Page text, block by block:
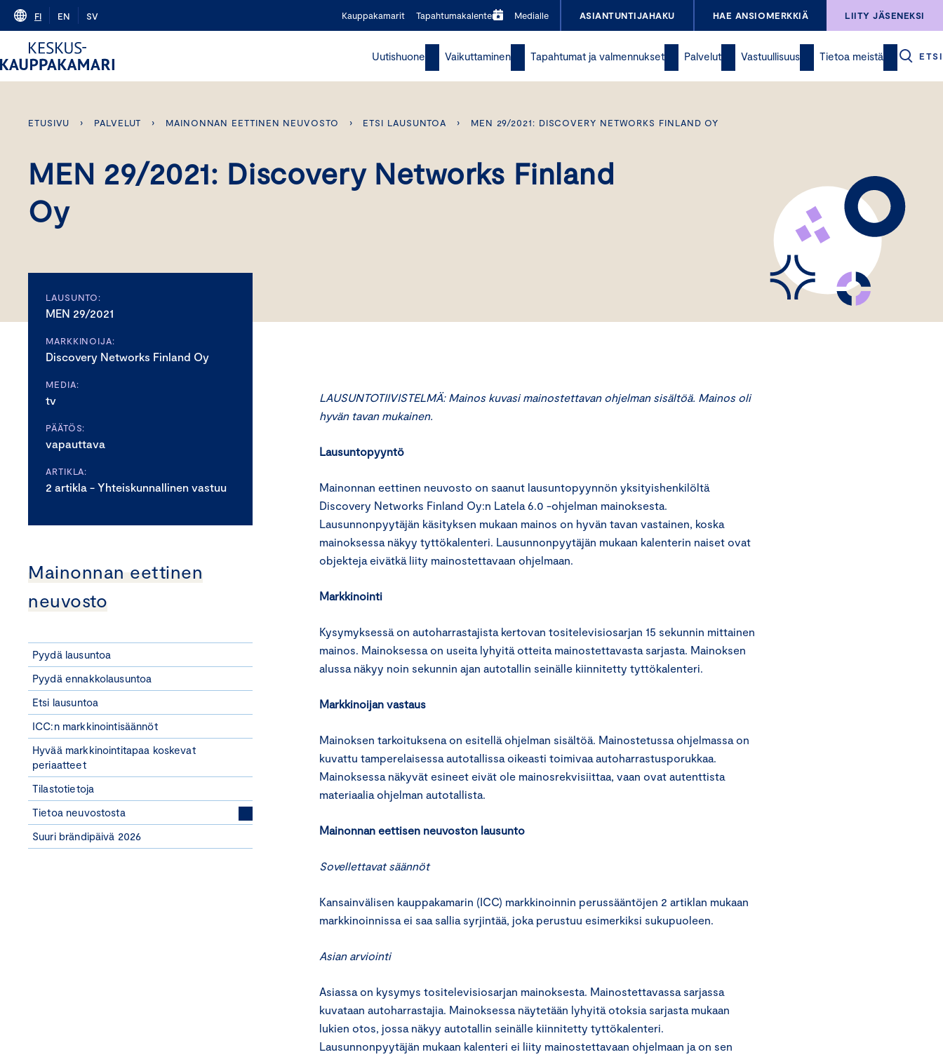
Skip
content
FI EN SV Kauppakamarit Tapahtumakalenteri Medialle ASIANTUNTIJAHAKU HAE ANSIOMERKKIÄ LIITY JÄSENEKSI
Uutishuone Vaikuttaminen Tapahtumat ja valmennukset Palvelut Vastuullisuus Tietoa meistä ETSI
ETUSIVU › PALVELUT › MAINONNAN EETTINEN NEUVOSTO › ETSI LAUSUNTOA › MEN 29/2021: DISCOVERY NETWORKS FINLAND OY
MEN 29/2021: Discovery Networks Finland
Oy
LAUSUNTO:
MEN 29/2021
MARKKINOIJA:
Discovery Networks Finland Oy
MEDIA:
tv
PÄÄTÖS:
vapauttava
ARTIKLA:
2 artikla - Yhteiskunnallinen vastuu
Mainonnan eettinen
neuvosto
Pyydä lausuntoa
Pyydä ennakkolausuntoa
Etsi lausuntoa
ICC:n markkinointisäännöt
Hyvää markkinointitapaa koskevat
periaatteet
Tilastotietoja
Tietoa neuvostosta
Suuri brändipäivä 2026
LAUSUNTOTIIVISTELMÄ: Mainos kuvasi mainostettavan ohjelman sisältöä. Mainos oli
hyvän tavan mukainen.
Lausuntopyyntö
Mainonnan eettinen neuvosto on saanut lausuntopyynnön yksityishenkilöltä
Discovery Networks Finland Oy:n Latela 6.0 -ohjelman mainoksesta.
Lausunnonpyytäjän käsityksen mukaan mainos on hyvän tavan vastainen, koska
mainoksessa näkyy tyttökalenteri. Lausunnonpyytäjän mukaan kalenterin naiset ovat
objekteja eivätkä liity mainostettavaan ohjelmaan.
Markkinointi
Kysymyksessä on autoharrastajista kertovan tositelevisiosarjan 15 sekunnin mittainen
mainos. Mainoksessa on useita lyhyitä otteita mainostettavasta sarjasta. Mainoksen
alussa näkyy noin sekunnin ajan autotallin seinälle kiinnitetty tyttökalenteri.
Markkinoijan vastaus
Mainoksen tarkoituksena on esitellä ohjelman sisältöä. Mainostetussa ohjelmassa on
kuvattu tamperelaisessa autotallissa oikeasti toimivaa autoharrastusporukkaa.
Mainoksessa näkyvät esineet eivät ole mainosrekvisiittaa, vaan ovat autenttista
materiaalia ohjelman autotallista.
Mainonnan eettisen neuvoston lausunto
Sovellettavat säännöt
Kansainvälisen kauppakamarin (ICC) markkinoinnin perussääntöjen 2 artiklan mukaan
markkinoinnissa ei saa sallia syrjintää, joka perustuu esimerkiksi sukupuoleen.
Asian arviointi
Asiassa on kysymys tositelevisiosarjan mainoksesta. Mainostettavassa sarjassa
kuvataan autoharrastajia. Mainoksessa näytetään lyhyitä otoksia sarjasta mukaan
lukien otos, jossa näkyy autotallin seinälle kiinnitetty tyttökalenteri.
Lausunnonpyytäjän mukaan kalenteri ei liity mainostettavaan ohjelmaan ja on sen